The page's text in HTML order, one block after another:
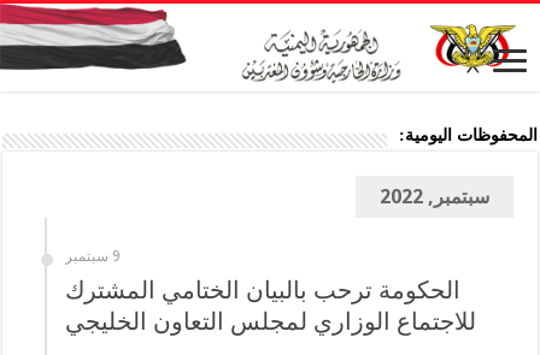
المحفوظات اليومية:
سبتمبر, 2022
9 سبتمبر
الحكومة ترحب بالبيان الختامي المشترك
للاجتماع الوزاري لمجلس التعاون الخليجي